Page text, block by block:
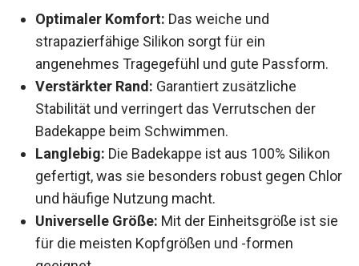
Optimaler Komfort: Das weiche und
strapazierfähige Silikon sorgt für ein
angenehmes Tragegefühl und gute Passform.
Verstärkter Rand: Garantiert zusätzliche
Stabilität und verringert das Verrutschen der
Badekappe beim Schwimmen.
Langlebig: Die Badekappe ist aus 100% Silikon
gefertigt, was sie besonders robust gegen
Chlor und häufige Nutzung macht.
Universelle Größe: Mit der Einheitsgröße ist
sie für die meisten Kopfgrößen und -formen